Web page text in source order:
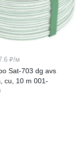
₽/м
Sat-703 dg avs
cu, 10 m 001-